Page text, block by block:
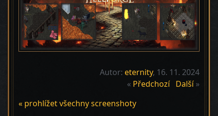
« prohlížet všechny screenshoty
« Předchozí Další»
Autor: eternity, 16. 11. 2024